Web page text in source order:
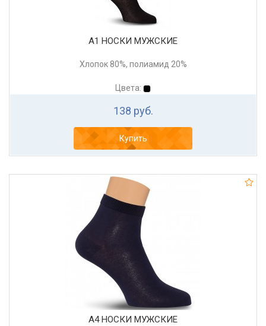
А1 НОСКИ МУЖСКИЕ
Хлопок 80%, полиамид 20%
Цвета:
138 руб.
Купить
А4 НОСКИ МУЖСКИЕ